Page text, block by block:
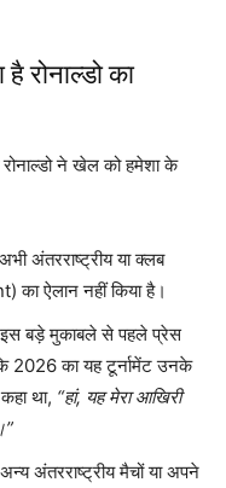
रोनाल्डो का
ने खेल को हमेशा के
अंतरराष्ट्रीय या क्लब
का ऐलान नहीं किया है।
इस बड़े मुकाबले से पहले प्रेस
2026 का यह टूर्नामेंट उनके
था, “हां, यह मेरा आखिरी
अंतरराष्ट्रीय मैचों या अपने